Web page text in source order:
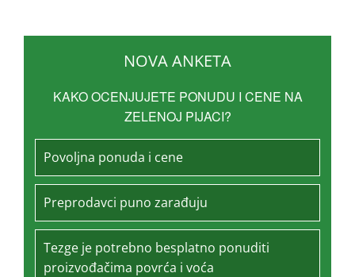
NOVA ANKETA
KAKO OCENJUJETE PONUDU I CENE NA
ZELENOJ PIJACI?
Povoljna ponuda i cene
Preprodavci puno zarađuju
Tezge je potrebno besplatno ponuditi
proizvođačima povrća i voća